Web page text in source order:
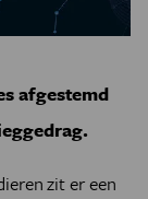
afgestemd
zit er een